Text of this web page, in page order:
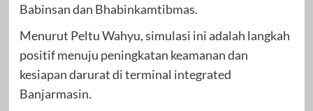
Babinsan dan Bhabinkamtibmas.
Menurut Peltu Wahyu, simulasi ini adalah langkah
positif menuju peningkatan keamanan dan
kesiapan darurat di terminal integrated
Banjarmasin.